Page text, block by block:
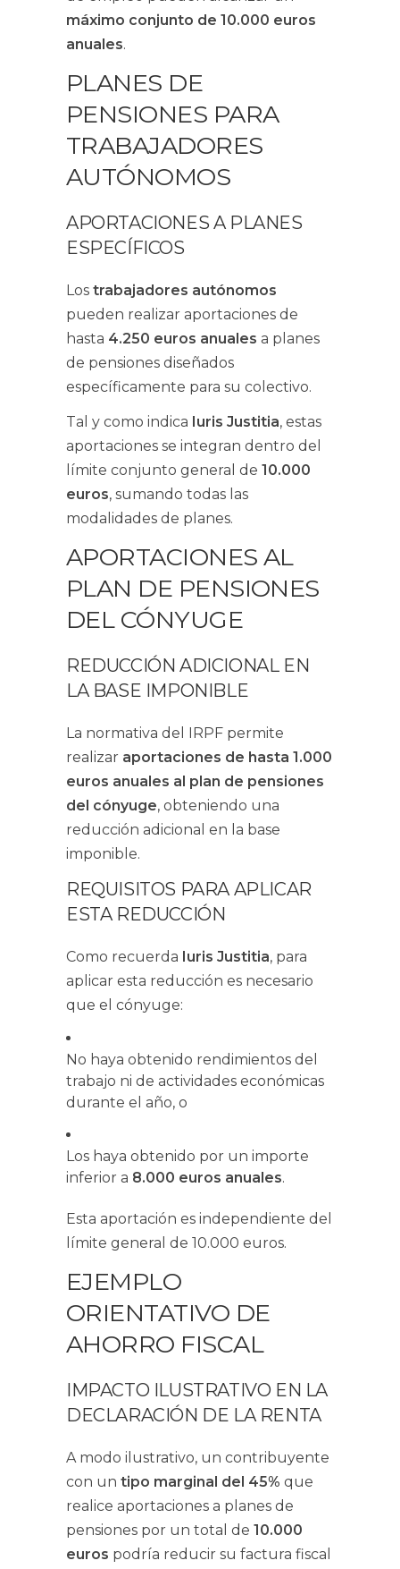
máximo conjunto de 10.000 euros
anuales.
PLANES DE
PENSIONES PARA
TRABAJADORES
AUTÓNOMOS
APORTACIONES A PLANES
ESPECÍFICOS
Los trabajadores autónomos
pueden realizar aportaciones de
hasta 4.250 euros anuales a planes
de pensiones diseñados
específicamente para su colectivo.
Tal y como indica Iuris Justitia, estas
aportaciones se integran dentro del
límite conjunto general de 10.000
euros, sumando todas las
modalidades de planes.
APORTACIONES AL
PLAN DE PENSIONES
DEL CÓNYUGE
REDUCCIÓN ADICIONAL EN
LA BASE IMPONIBLE
La normativa del IRPF permite
realizar aportaciones de hasta 1.000
euros anuales al plan de pensiones
del cónyuge, obteniendo una
reducción adicional en la base
imponible.
REQUISITOS PARA APLICAR
ESTA REDUCCIÓN
Como recuerda Iuris Justitia, para
aplicar esta reducción es necesario
que el cónyuge:
No haya obtenido rendimientos del
trabajo ni de actividades económicas
durante el año, o
Los haya obtenido por un importe
inferior a 8.000 euros anuales.
Esta aportación es independiente del
límite general de 10.000 euros.
EJEMPLO
ORIENTATIVO DE
AHORRO FISCAL
IMPACTO ILUSTRATIVO EN LA
DECLARACIÓN DE LA RENTA
A modo ilustrativo, un contribuyente
con un tipo marginal del 45% que
realice aportaciones a planes de
pensiones por un total de 10.000
euros podría reducir su factura fiscal